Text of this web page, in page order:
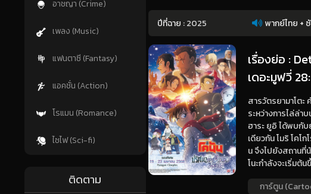
อาชญา (Crime)
เพลง (Music)
แฟนตาซี (Fantasy)
แอคชั่น (Action)
โรแมน (Romance)
ไซไฟ (Sci-fi)
ติดตาม
ปีที่ฉาย :2025 พากย์ไทย +
เรื่องย่อ :
เดอะมูฟวี่
สารวัตรยามาโตะ
ระหว่างการไล่ล่า
ฮาระ ยูอิ ได้พบกั
เดียวกัน โมริ โคโ
น จึงไปยังสถานที่
โนะกำลังจะเริ่มต้น
การ์ตูน